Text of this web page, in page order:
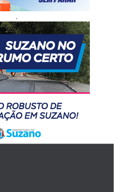
.